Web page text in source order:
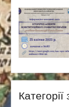
Категорії